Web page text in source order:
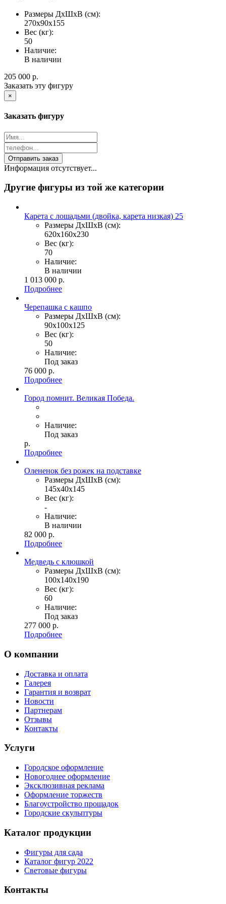
Размеры ДхШхВ (см):
270х90х155
Вес (кг):
50
Наличие:
В наличии
205 000 р.
Заказать эту фигуру
×
Заказать фигуру
Информация отсутствует...
Другие фигуры из той же категории
Карета с лошадьми (двойка, карета низкая) 25
Размеры ДхШхВ (см):
620х160х230
Вес (кг):
70
Наличие:
В наличии
1 013 000 р.
Подробнее
Черепашка с кашпо
Размеры ДхШхВ (см):
90х100х125
Вес (кг):
50
Наличие:
Под заказ
76 000 р.
Подробнее
Город помнит. Великая Победа.
Наличие:
Под заказ
р.
Подробнее
Олененок без рожек на подставке
Размеры ДхШхВ (см):
145х40х145
Вес (кг):
-
Наличие:
В наличии
82 000 р.
Подробнее
Медведь с клюшкой
Размеры ДхШхВ (см):
100х140х190
Вес (кг):
60
Наличие:
Под заказ
277 000 р.
Подробнее
О компании
Доставка и оплата
Галерея
Гарантия и возврат
Новости
Партнерам
Отзывы
Контакты
Услуги
Городское оформление
Новогоднее оформление
Эксклюзивная реклама
Оформление торжеств
Благоустройство прощадок
Городские скульптуры
Каталог продукции
Фигуры для сада
Каталог фигур 2022
Световые фигуры
Контакты